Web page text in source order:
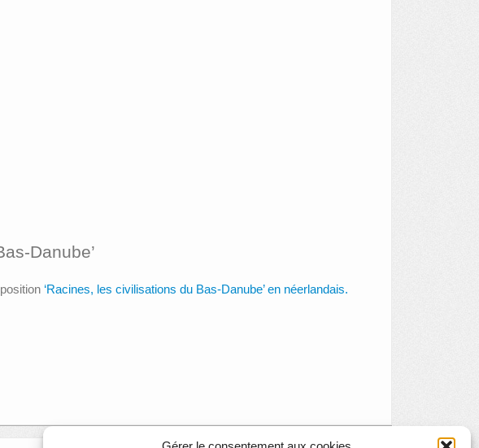
Danube’
‘Racines, les civilisations du Bas-Danube’ en néerlandais.